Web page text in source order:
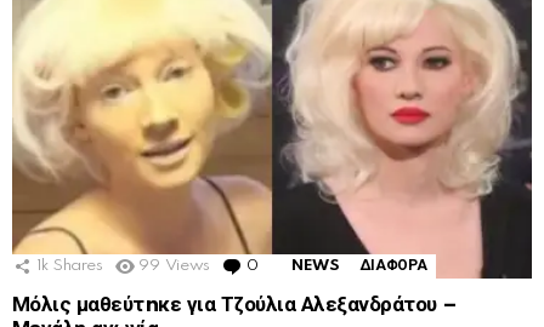
1k Shares 99 Views 0 Comments
NEWS ΔΙΑΦΟΡΑ
Μόλις μαθεύτnκε για Τζούλια Αλεξανδράτου –